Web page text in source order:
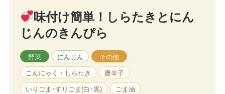
味付け簡単！しらたきとにん
じんのきんぴら
野菜 にんじん その他
こんにゃく・しらたき 唐辛子
いりごま･すりごま(白･黒) ごま油